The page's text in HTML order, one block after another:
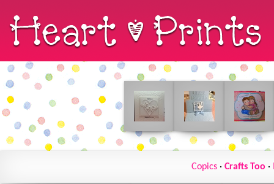
Copics· Crafts Too ·